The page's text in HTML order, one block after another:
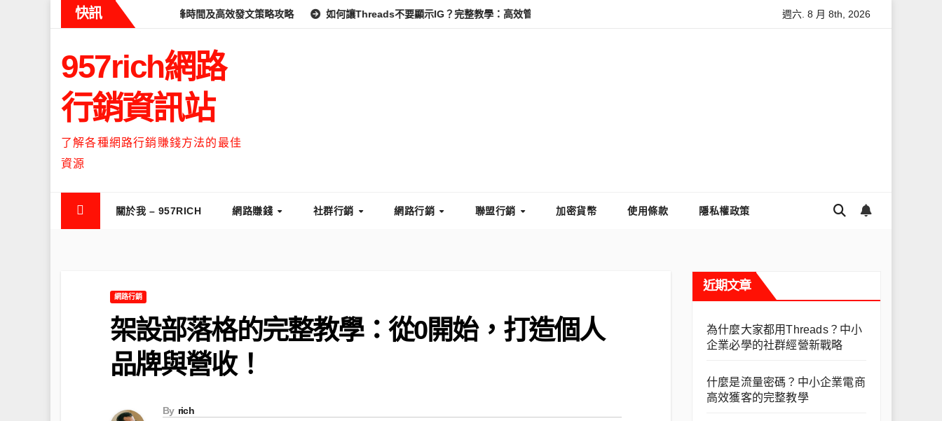
快訊
什麼時候流量最高？流量高峰時間及高效發文策略攻略 如何讓Threads不要顯示IG？完整教學：高效管理你的線上隱私與數據安全 怎麼讓Threads流量變多？高效提升流量的完整教學
週六. 8 月 8th, 2026
957rich網路
行銷資訊站
了解各種網路行銷賺錢方法的最佳
資源
關於我 – 957RICH 網路賺錢 社群行銷 網路行銷 聯盟行銷 加密貨幣 使用條款 隱私權政策
網路行銷
架設部落格的完整教學：從0開始，打造個人
品牌與營收！
By rich
近期文章
為什麼大家都用Threads？中小
企業必學的社群經營新戰略
什麼是流量密碼？中小企業電商
高效獲客的完整教學